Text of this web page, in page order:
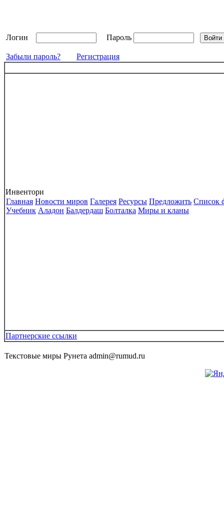
Логин Пароль
Забыли пароль? Регистрация
Инвентори
Главная Новости миров Галерея Ресурсы Предложить Список
Учебник Аладон Балдердаш Болталка Миры и кланы
Партнерские ссылки
Текстовые миры Рунета admin@rumud.ru